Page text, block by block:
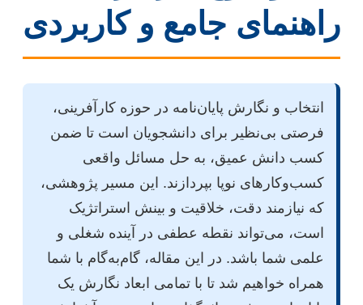
راهنمای جامع و کاربردی
انتخاب و نگارش پایان‌نامه در حوزه کارآفرینی،
فرصتی بی‌نظیر برای دانشجویان است تا ضمن
کسب دانش عمیق، به حل مسائل واقعی
کسب‌وکارهای نوپا بپردازند. این مسیر پژوهشی،
که نیازمند دقت، خلاقیت و بینش استراتژیک
است، می‌تواند نقطه عطفی در آینده شغلی و
علمی شما باشد. در این مقاله، گام‌به‌گام با شما
همراه خواهیم شد تا با تمامی ابعاد نگارش یک